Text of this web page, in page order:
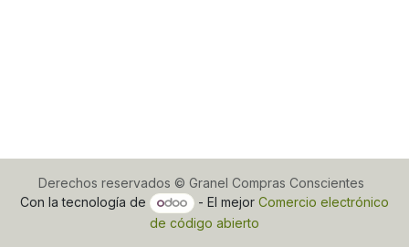
Derechos reservados © Granel Compras Conscientes
Con la tecnología de
- El mejor Comercio electrónico
de código abierto